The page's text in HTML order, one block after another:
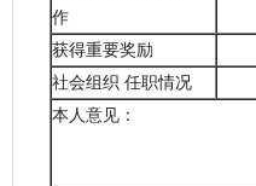
作
获得重要奖励
社会组织 任职情况
本人意见：